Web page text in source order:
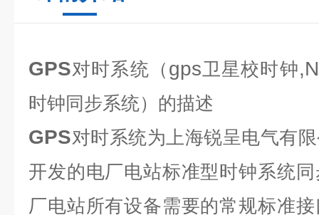
GPS对时系统 （ gps卫星校时钟
时钟同步系统）的描述
GPS对时系统为上海锐呈电气有
开发的电厂电站标准型时钟系统
厂电站所有设备需要的常规标准